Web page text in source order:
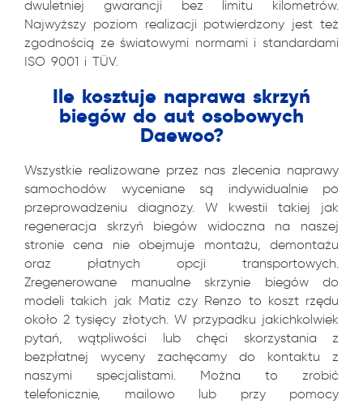
dwuletniej gwarancji bez limitu kilometrów.
Najwyższy poziom realizacji potwierdzony jest też
zgodnością ze światowymi normami i standardami
ISO 9001 i TÜV.
Ile kosztuje naprawa skrzyń
biegów do aut osobowych
Daewoo?
Wszystkie realizowane przez nas zlecenia naprawy
samochodów wyceniane są indywidualnie po
przeprowadzeniu diagnozy. W kwestii takiej jak
regeneracja skrzyń biegów widoczna na naszej
stronie cena nie obejmuje montażu, demontażu
oraz płatnych opcji transportowych.
Zregenerowane manualne skrzynie biegów do
modeli takich jak Matiz czy Renzo to koszt rzędu
około 2 tysięcy złotych. W przypadku jakichkolwiek
pytań, wątpliwości lub chęci skorzystania z
bezpłatnej wyceny zachęcamy do kontaktu z
naszymi specjalistami. Można to zrobić
telefonicznie, mailowo lub przy pomocy